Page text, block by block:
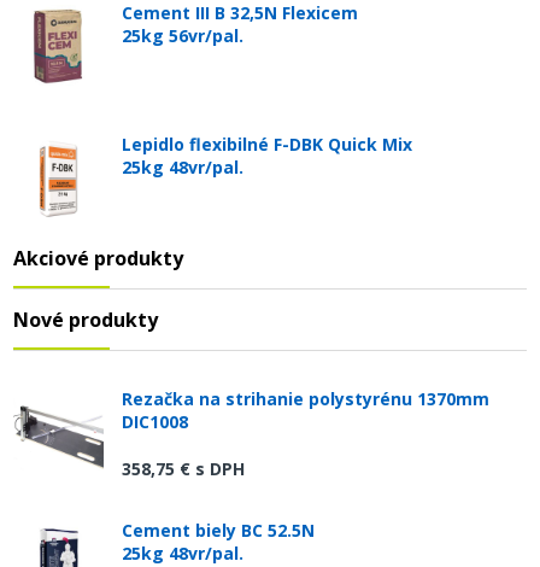
Cement III B 32,5N Flexicem
25kg 56vr/pal.
Lepidlo flexibilné F-DBK Quick Mix
25kg 48vr/pal.
Akciové produkty
Nové produkty
Rezačka na strihanie polystyrénu 1370mm
DIC1008
358,75 € s DPH
Cement biely BC 52.5N
25kg 48vr/pal.